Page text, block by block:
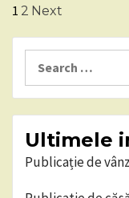
Posts
1 2 Next
Ultimele
Publicație de